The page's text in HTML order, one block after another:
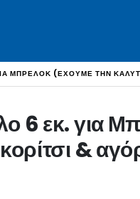
ΜΠΡΕΛΌΚ (ΈΧΟΥΜΕ ΤΗΝ
6 εκ. για
&